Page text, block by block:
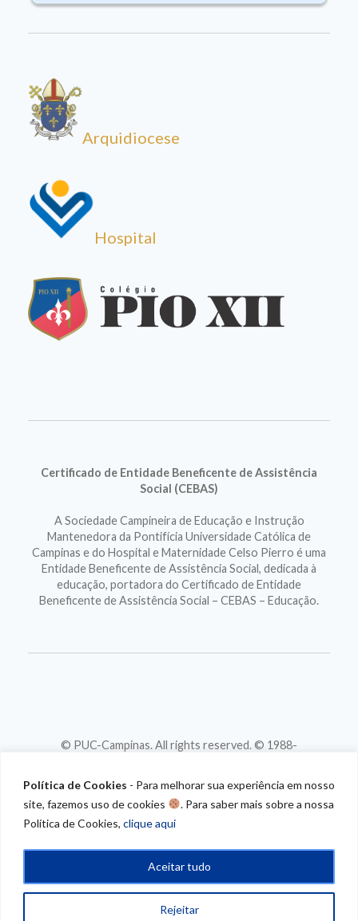
Política de Cookies - Para melhorar sua experiência em nosso
site, fazemos uso de cookies
. Para saber mais sobre a nossa
Política de Cookies, clique aqui
Rejeitar
Aceitar tudo
Arquidiocese
Hospital
Certificado de Entidade Beneficente de Assistência
Social (CEBAS)
A Sociedade Campineira de Educação e Instrução
Mantenedora da Pontifícia Universidade Católica de
Campinas e do Hospital e Maternidade Celso Pierro é uma
Entidade Beneficente de Assistência Social, dedicada à
educação, portadora do Certificado de Entidade
Beneficente de Assistência Social – CEBAS – Educação.
© PUC-Campinas. All rights reserved. © 1988-